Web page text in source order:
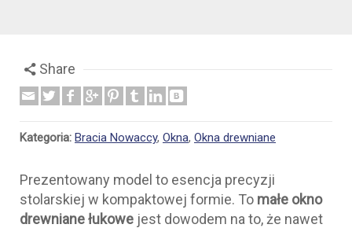
Share
Kategoria: Bracia Nowaccy, Okna, Okna drewniane
Prezentowany model to esencja precyzji
stolarskiej w kompaktowej formie. To małe okno
drewniane łukowe jest dowodem na to, że nawet